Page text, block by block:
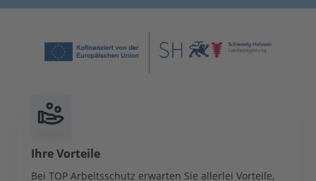
Ihre Vorteile
Bei TOP Arbeitsschutz erwarten Sie allerlei Vorteile,